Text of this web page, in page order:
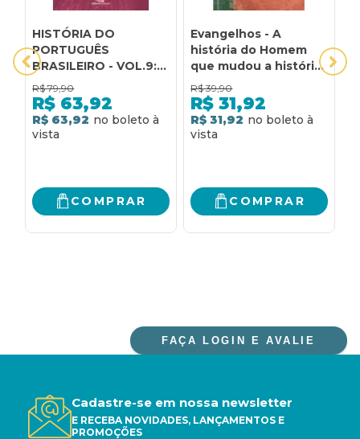
HISTÓRIA DO
PORTUGUÊS
BRASILEIRO - VOL.9:
HISTÓRIA SOCIAL DO
PORTUGUÊS
BRASILEIRO: DA
HISTÓRIA SOCIAL À
R$ 79,90
R$ 63,92
R$ 63,92
COMPRAR
Evangelhos - A
história do Homem
que mudou a história:
A história do homem
que mudou a história
R$ 39,90
R$ 31,92
R$ 31,92
COMPRAR
FAÇA LOGIN E AVALIE
Cadastre-se em nossa newsletter
E RECEBA NOVIDADES, LANÇAMENTOS E
PROMOÇÕES